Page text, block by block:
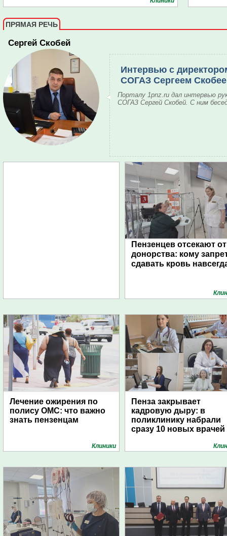
ПРЯМАЯ РЕЧЬ
Сергей Скобей
Интервью с
СОГАЗ Сергеем
Порталу 1pnz.ru дал интервью
СОГАЗ Сергей Скобей. С ним
Пензенцев отсекают от
донорства: кому
сдавать кровь
Лечение ожирения по
полису ОМС: что важно
знать пензенцам
Клиники
Пенза закрывает
кадровую дыру: в
поликлинику набрали
сразу 10 новых врачей